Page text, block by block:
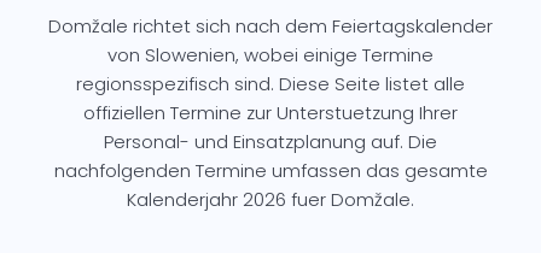
Domžale richtet sich nach dem Feiertagskalender
von Slowenien, wobei einige Termine
regionsspezifisch sind. Diese Seite listet alle
offiziellen Termine zur Unterstuetzung Ihrer
Personal- und Einsatzplanung auf. Die
nachfolgenden Termine umfassen das gesamte
Kalenderjahr 2026 fuer Domžale.